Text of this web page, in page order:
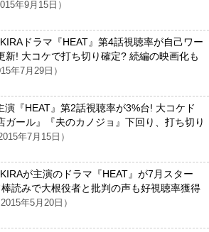
年9月15日）
ドラマ『HEAT』第4話視聴率が自己ワー
新! 大コケで打ち切り確定? 続編の映画化も
年7月29日）
演『HEAT』第2話視聴率が3%台! 大コケド
ガール』『夫のカノジョ』下回り、打ち切り
2015年7月15日）
が主演のドラマ『HEAT』が7月スター
棒読みで大根役者と批判の声も好視聴率獲得
2015年5月20日）